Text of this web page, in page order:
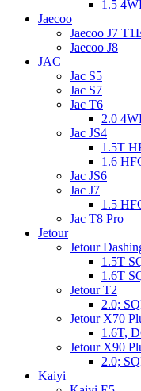
1.5
Jaecoo
Jaecoo J7
Jaecoo J8
JAC
Jac S5
Jac S7
Jac T6
2.0
Jac JS4
1.5T
1.6
Jac JS6
Jac J7
1.5
Jac T8 Pro
Jetour
Jetour
1.5T
1.6T
Jetour T2
2.0;
Jetour X70
1.6T,
Jetour X90
2.0;
Kaiyi